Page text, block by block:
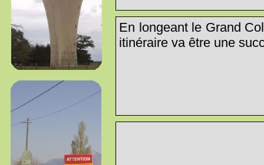
En longeant le Grand
itinéraire va être une